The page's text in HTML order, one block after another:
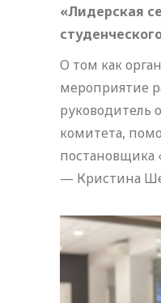
«Лидерская
О том как
мероприятие
руководитель
комитета,
постановщика
— Кристина